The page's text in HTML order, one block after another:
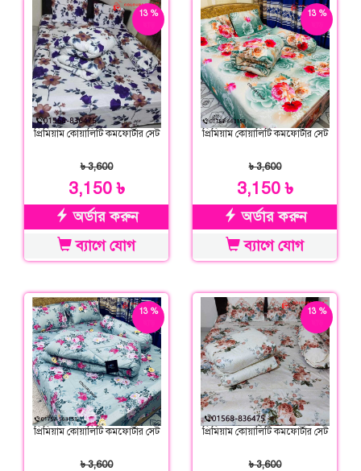
13 %
প্রিমিয়াম কোয়ালিটি কমফোর্টার সেট
৳ 3,600
3,150 ৳
অর্ডার করুন
ব্যাগে যোগ
13 %
প্রিমিয়াম কোয়ালিটি কমফোর্টার সেট
৳ 3,600
3,150 ৳
অর্ডার করুন
ব্যাগে যোগ
13 %
প্রিমিয়াম কোয়ালিটি কমফোর্টার সেট
৳ 3,600
13 %
প্রিমিয়াম কোয়ালিটি কমফোর্টার সেট
৳ 3,600